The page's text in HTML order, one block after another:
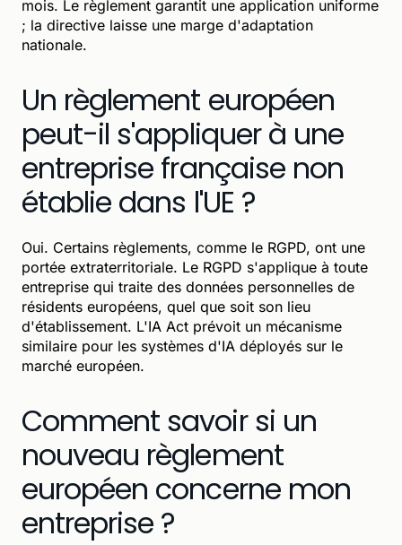
mois. Le règlement garantit une application uniforme
; la directive laisse une marge d'adaptation
nationale.
Un règlement européen
peut-il s'appliquer à une
entreprise française non
établie dans l'UE ?
Oui. Certains règlements, comme le RGPD, ont une
portée extraterritoriale. Le RGPD s'applique à toute
entreprise qui traite des données personnelles de
résidents européens, quel que soit son lieu
d'établissement. L'IA Act prévoit un mécanisme
similaire pour les systèmes d'IA déployés sur le
marché européen.
Comment savoir si un
nouveau règlement
européen concerne mon
entreprise ?